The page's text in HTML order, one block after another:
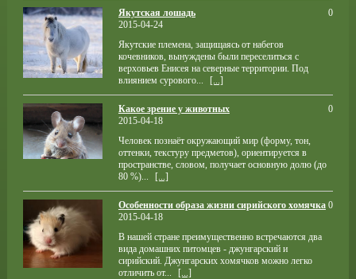
Якутская лошадь
2015-04-24
Якутские племена, защищаясь от набегов
кочевников, вынуждены были переселиться с
верховьев Енисея на северные территории. Под
влиянием сурового...
[...]
0
Какое зрение у животных
2015-04-18
Человек познаёт окружающий мир (форму, тон,
оттенки, текстуру предметов), ориентируется в
пространстве, словом, получает основную долю (до
80 %)...
[...]
0
Особенности образа жизни сирийского хомячка
2015-04-18
В нашей стране преимущественно встречаются два
вида домашних питомцев - джунгарский и
сирийский. Джунгарских хомячков можно легко
отличить от...
[...]
0